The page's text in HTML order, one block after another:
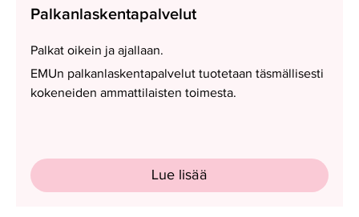
Palkanlaskentapalvelut
Palkat oikein ja ajallaan.
EMUn palkanlaskentapalvelut tuotetaan täsmällisesti
kokeneiden ammattilaisten toimesta.
Lue lisää